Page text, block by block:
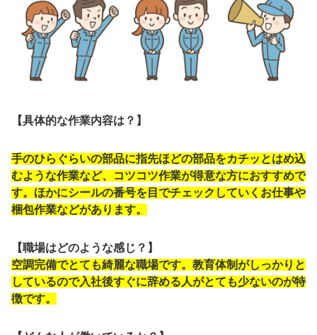
【具体的な作業内容は？】
手のひらぐらいの部品に指先ほどの部品をカチッとはめ込
むような作業など、コツコツ作業が得意な方におすすめで
す。ほかにシールの番号を目でチェックしていくお仕事や
梱包作業などがあります。
【職場はどのような感じ？】
空調完備でとても綺麗な職場です。教育体制がしっかりと
しているので入社後すぐに辞める人がとても少ないのが特
徴です。